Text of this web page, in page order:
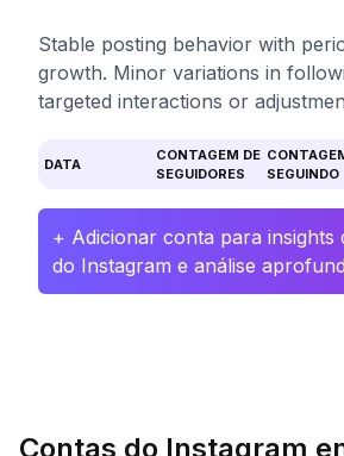
Stable posting behavior with
growth. Minor variations in
targeted interactions or
DATA
CONTAGEM DE
SEGUIDORES
SEGUINDO
+ Adicionar conta para insights
do Instagram e análise
Contas do Instagram